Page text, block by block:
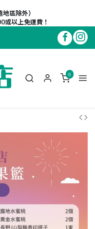
區除外）
或以上免運費！
0